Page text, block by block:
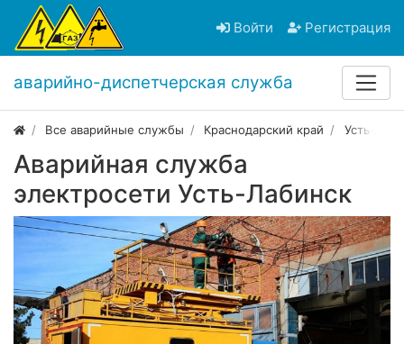
Войти Регистрация
аварийно-диспетчерская служба
Все аварийные службы Краснодарский край Усть-
Аварийная служба
электросети Усть-Лабинск